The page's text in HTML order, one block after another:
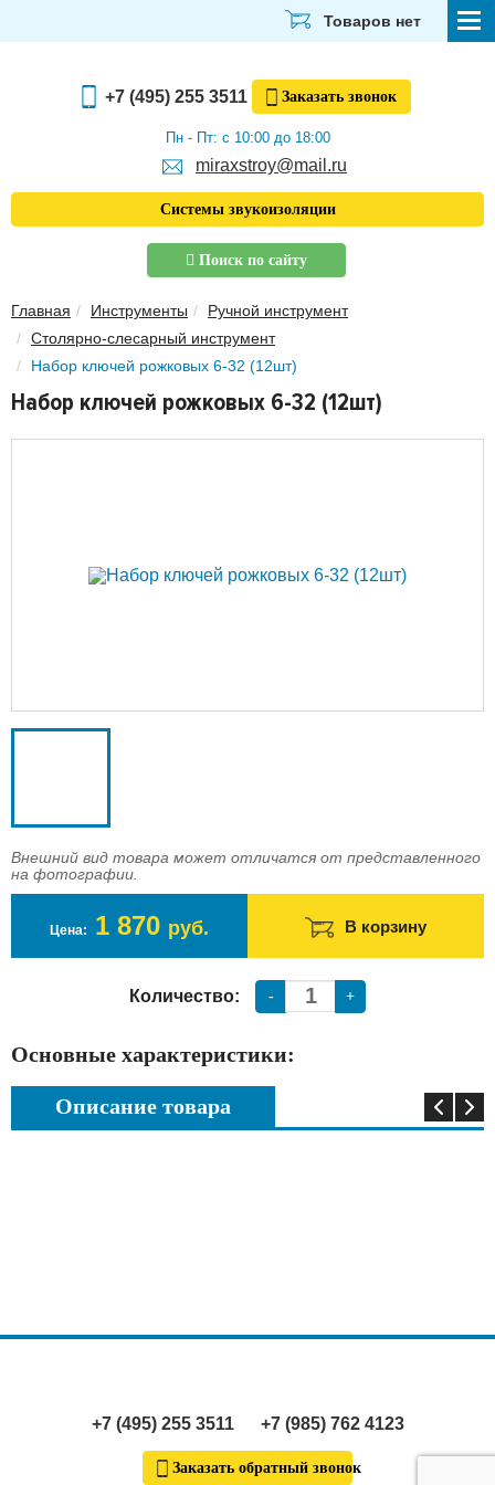
ОТДЕЛОЧНЫЕ МАТЕРИАЛЫ
ЭЛЕКТРИКА И ОСВЕЩЕНИЕ
ЗВУКОИЗОЛЯЦИЯ
ТЕПЛОИЗОЛЯЦИЯ
Главная
О компании
Товаров нет
+7 (495) 255 3511 Заказать звонок
Пн - Пт: с 10:00 до 18:00
miraxstroy@mail.ru
Системы звукоизоляции
Поиск по сайту
Главная Инструменты
Ручной инструмент
Столярно-слесарный инструмент
Набор ключей рожковых 6-32 (12шт)
Набор ключей рожковых 6-32 (12шт)
Внешний вид товара может отличатся от представленного
на фотографии.
Цена: 1 870 руб. В корзину
Количество: - +
Основные характеристики:
Описание товара
+7 (495) 255 3511 +7 (985) 762 4123
Заказать обратный звонок